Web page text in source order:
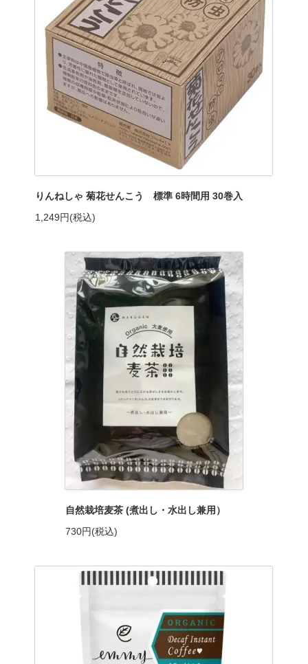
りんねしゃ 菊花せんこう 標準 6時間用 30巻入
1,249円(税込)
自然栽培麦茶 (煮出し・水出し兼用）
730円(税込)